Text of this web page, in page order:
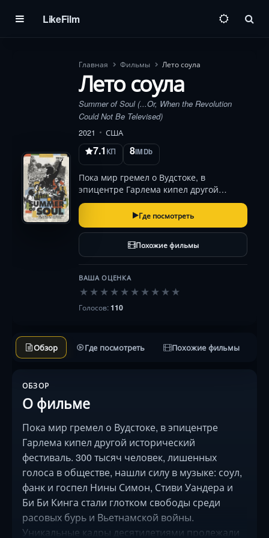
LikeFilm
Главная Фильмы Лето соула
Лето соула
Summer of Soul (...Or, When the Revolution
Could Not Be Televised)
2021
США
7.1 КП 8IMDb
Пока мир гремел о Вудстоке, в
эпицентре Гарлема кипел другой
исторический фестиваль. 300 тысяч
человек, лишенных голоса в обществе,
нашли силу в музыке: соул, фанк и
госпел Нины Симон, Стиви Уандера и
Би Би Кинга стали г…
Где посмотреть
Похожие фильмы
ВАША ОЦЕНКА
★ ★ ★ ★ ★ ★ ★ ★ ★ ★
Голосов:110
Обзор Где посмотреть Похожие фильмы
ОБЗОР
О фильме
Пока мир гремел о Вудстоке, в эпицентре
Гарлема кипел другой исторический
фестиваль. 300 тысяч человек, лишенных
голоса в обществе, нашли силу в музыке: соул,
фанк и госпел Нины Симон, Стиви Уандера и
Би Би Кинга стали глотком свободы среди
расовых бурь и Вьетнамской войны.
Уникальные кадры десятилетиями пролежали